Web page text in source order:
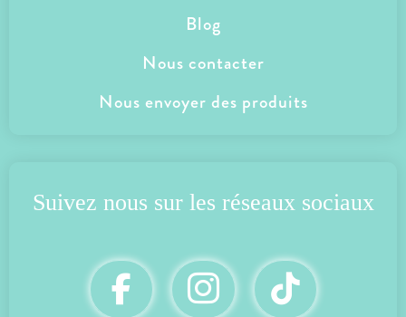
Blog
Nous contacter
Nous envoyer des produits
Suivez nous sur les réseaux sociaux